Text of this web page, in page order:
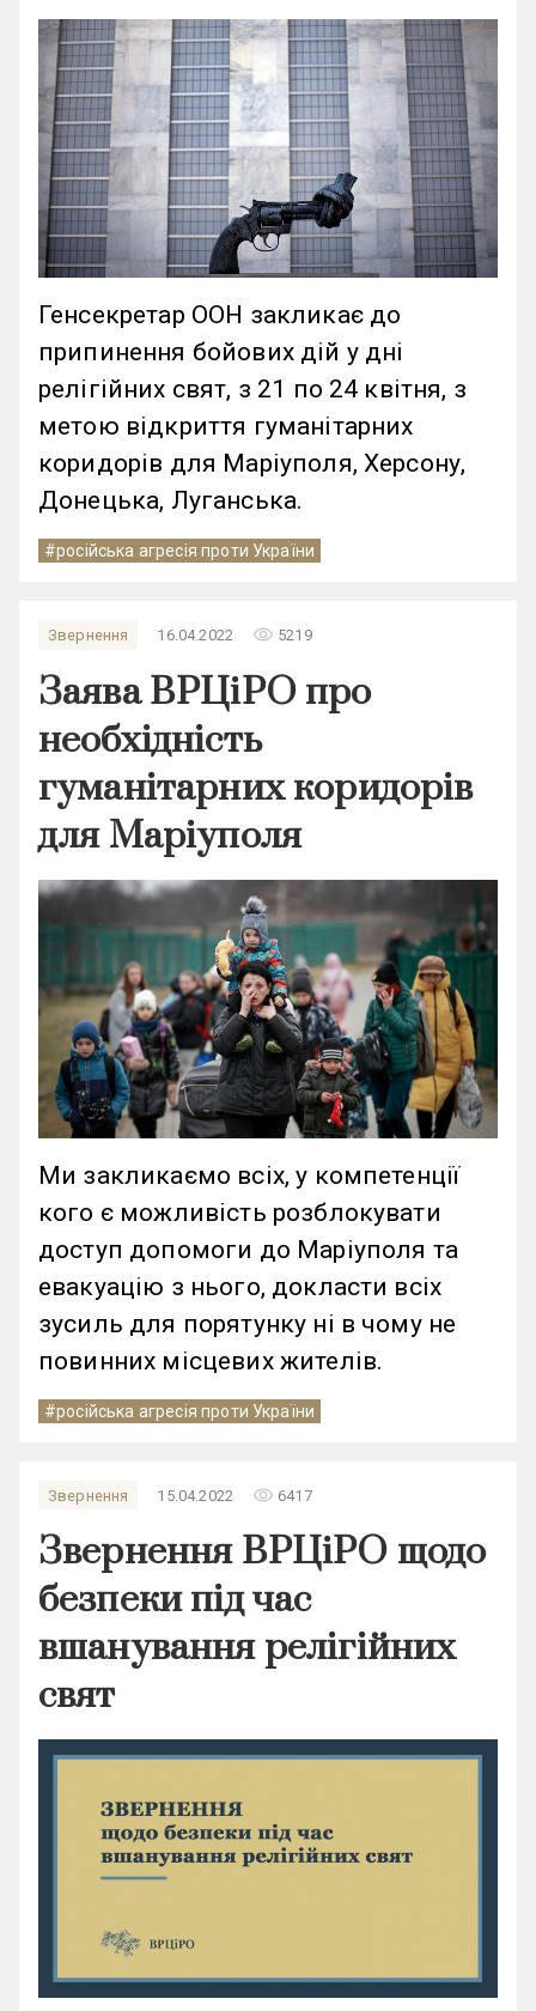
Генсекретар ООН закликає до
припинення бойових дій у дні
релігійних свят, з 21 по 24 квітня, з
метою відкриття гуманітарних
коридорів для Маріуполя, Херсону,
Донецька, Луганська.
#російська агресія проти України
Звернення 16.04.2022 remove_red_eye 5219
Заява ВРЦіРО про
необхідність
гуманітарних коридорів
для Маріуполя
Ми закликаємо всіх, у компетенції
кого є можливість розблокувати
доступ допомоги до Маріуполя та
евакуацію з нього, докласти всіх
зусиль для порятунку ні в чому не
повинних місцевих жителів.
#російська агресія проти України
Звернення 15.04.2022 remove_red_eye 6417
Звернення ВРЦіРО щодо
безпеки під час
вшанування релігійних
свят